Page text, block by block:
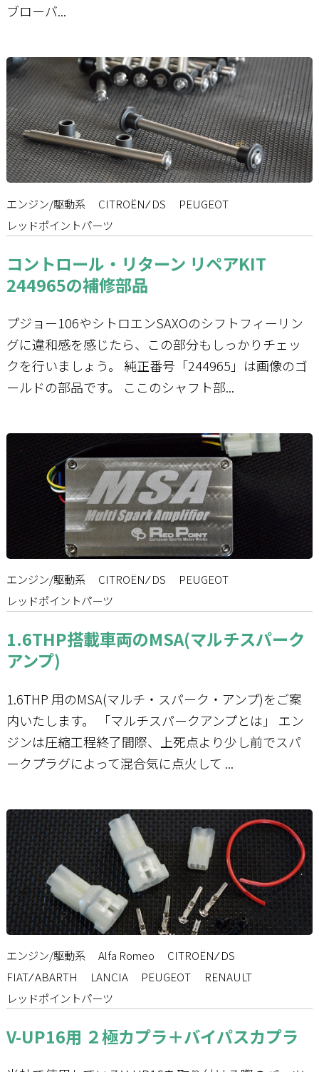
ブローバ...
エンジン/駆動系 CITROËN ⁄ DS
PEUGEOT
レッドポイントパーツ
コントロール・リターン リペアKIT
244965の補修部品
プジョー106やシトロエンSAXOのシフトフィーリン
グに違和感を感じたら、この部分もしっかりチェッ
クを行いましょう。 純正番号「244965」は画像のゴ
ールドの部品です。 ここのシャフト部...
エンジン/駆動系 CITROËN ⁄ DS
PEUGEOT
レッドポイントパーツ
1.6THP搭載車両のMSA(マルチスパーク
アンプ)
1.6THP 用のMSA(マルチ・スパーク・アンプ)をご案
内いたします。 「マルチスパークアンプとは」 エン
ジンは圧縮工程終了間際、上死点より少し前でスパ
ークプラグによって混合気に点火して ...
エンジン/駆動系 Alfa Romeo
CITROËN ⁄ DS
FIAT ⁄ ABARTH
LANCIA PEUGEOT
RENAULT
レッドポイントパーツ
V-UP16用 ２極カプラ＋バイパスカプラ